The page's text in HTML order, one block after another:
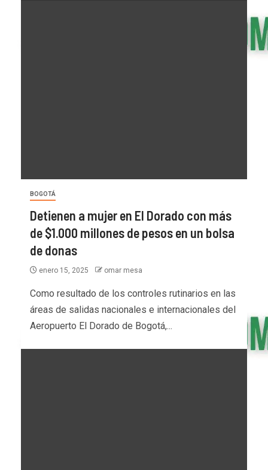
BOGOTÁ
Detienen a mujer en El Dorado con más
de $1.000 millones de pesos en un bolsa
de donas
enero 15, 2025 omar mesa
Como resultado de los controles rutinarios en las
áreas de salidas nacionales e internacionales del
Aeropuerto El Dorado de Bogotá,...